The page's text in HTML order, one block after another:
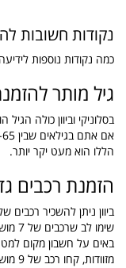
נקודות חשובות
כמה נקודות נוספות
גיל מותר
הללו הוא מעט יקר יותר.
הזמנת רכבים
מזוודות, קחו רכב של 9 מושבים.